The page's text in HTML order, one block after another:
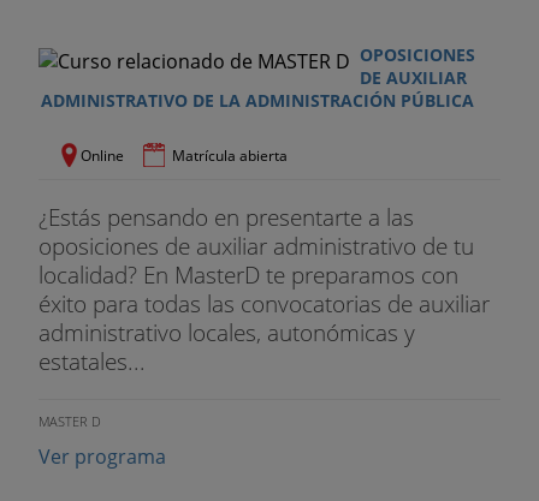
suspensión y extinción.
Tema 8. El régimen presupuestario del Principado
Tema 9
. El sistema español de Seguridad Social:
Régimen general. Acción protectora. Contingencias
protegibles
Tema 10. El Servicio de Atención Ciudadana de la
Administración del Principado de Asturias.
Iniciativas, reclamaciones y quejas.
naturaleza y función. Características de los diversos
tipos de documentos.
OPOSICIONES
DE AUXILIAR
ADMINISTRATIVO DE LA ADMINISTRACIÓN PÚBLICA
Online Matrícula abierta
¿Estás pensando en presentarte a las
oposiciones de auxiliar administrativo de tu
localidad? En MasterD te preparamos con
éxito para todas las convocatorias de auxiliar
administrativo locales, autonómicas y
estatales...
MASTER D
Ver programa